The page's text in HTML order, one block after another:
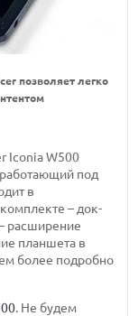
позволяет легко
Iconia W500
под
в
– док-
расширение
планшета в
более подробно
. Не будем